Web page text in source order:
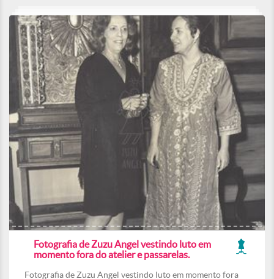
Fotografia de Zuzu Angel vestindo luto em
momento fora do atelier e passarelas.
Fotografia de Zuzu Angel vestindo luto em momento fora